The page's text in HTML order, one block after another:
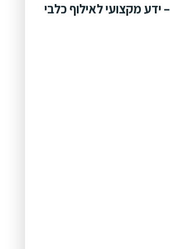
קוקר ספניאל – גידול נכון, טיפול, היסטוריה, אילוף המתאים לקוקר ספניאל. בחברת LADOG – ידע מקצועי לאילוף כלבי